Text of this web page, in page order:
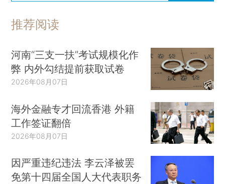
推荐阅读
河南“三支一扶”考试规模化作
弊 内外勾结提前获取试卷
2026年08月07日
海外金融专才回流香港 外籍
工作签证翻倍
2026年08月07日
因严重违纪违法 李云泽被罢
免第十四届全国人大代表职务